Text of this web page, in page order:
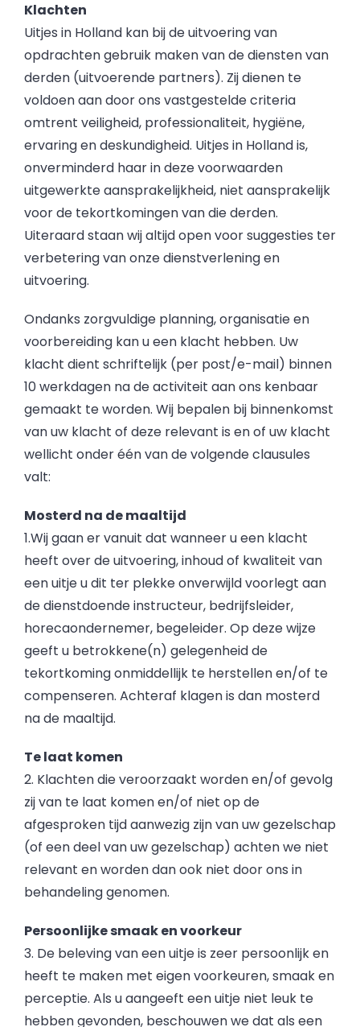
Klachten
Uitjes in Holland kan bij de uitvoering van
opdrachten gebruik maken van de diensten van
derden (uitvoerende partners). Zij dienen te
voldoen aan door ons vastgestelde criteria
omtrent veiligheid, professionaliteit, hygiëne,
ervaring en deskundigheid. Uitjes in Holland is,
onverminderd haar in deze voorwaarden
uitgewerkte aansprakelijkheid, niet aansprakelijk
voor de tekortkomingen van die derden.
Uiteraard staan wij altijd open voor suggesties ter
verbetering van onze dienstverlening en
uitvoering.
Ondanks zorgvuldige planning, organisatie en
voorbereiding kan u een klacht hebben. Uw
klacht dient schriftelijk (per post/e-mail) binnen
10 werkdagen na de activiteit aan ons kenbaar
gemaakt te worden. Wij bepalen bij binnenkomst
van uw klacht of deze relevant is en of uw klacht
wellicht onder één van de volgende clausules
valt:
Mosterd na de maaltijd
1.Wij gaan er vanuit dat wanneer u een klacht
heeft over de uitvoering, inhoud of kwaliteit van
een uitje u dit ter plekke onverwijld voorlegt aan
de dienstdoende instructeur, bedrijfsleider,
horecaondernemer, begeleider. Op deze wijze
geeft u betrokkene(n) gelegenheid de
tekortkoming onmiddellijk te herstellen en/of te
compenseren. Achteraf klagen is dan mosterd
na de maaltijd.
Te laat komen
2. Klachten die veroorzaakt worden en/of gevolg
zij van te laat komen en/of niet op de
afgesproken tijd aanwezig zijn van uw gezelschap
(of een deel van uw gezelschap) achten we niet
relevant en worden dan ook niet door ons in
behandeling genomen.
Persoonlijke smaak en voorkeur
3. De beleving van een uitje is zeer persoonlijk en
heeft te maken met eigen voorkeuren, smaak en
perceptie. Als u aangeeft een uitje niet leuk te
hebben gevonden, beschouwen we dat als een